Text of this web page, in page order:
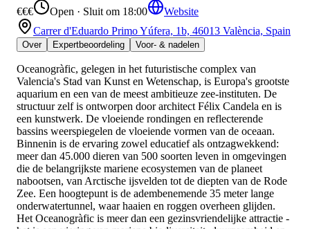
€€€ Open · Sluit om 18:00
Website
Carrer d'Eduardo Primo Yúfera, 1b, 46013 València, Spain
Over Expertbeoordeling Voor- & nadelen
Oceanogràfic, gelegen in het futuristische complex van
Valencia's Stad van Kunst en Wetenschap, is Europa's grootste
aquarium en een van de meest ambitieuze zee-instituten. De
structuur zelf is ontworpen door architect Félix Candela en is
een kunstwerk. De vloeiende rondingen en reflecterende
bassins weerspiegelen de vloeiende vormen van de oceaan.
Binnenin is de ervaring zowel educatief als ontzagwekkend:
meer dan 45.000 dieren van 500 soorten leven in omgevingen
die de belangrijkste mariene ecosystemen van de planeet
nabootsen, van Arctische ijsvelden tot de diepten van de Rode
Zee. Een hoogtepunt is de adembenemende 35 meter lange
onderwatertunnel, waar haaien en roggen overheen glijden.
Het Oceanogràfic is meer dan een gezinsvriendelijke attractie -